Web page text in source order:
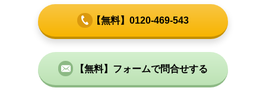
【無料】0120-469-543
【無料】フォームで問合せする